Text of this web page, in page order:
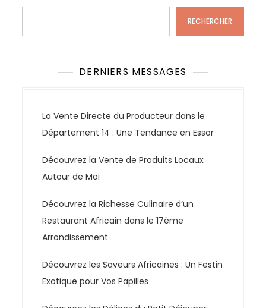
RECHERCHER
DERNIERS MESSAGES
La Vente Directe du Producteur dans le
Département 14 : Une Tendance en Essor
Découvrez la Vente de Produits Locaux
Autour de Moi
Découvrez la Richesse Culinaire d’un
Restaurant Africain dans le 17ème
Arrondissement
Découvrez les Saveurs Africaines : Un Festin
Exotique pour Vos Papilles